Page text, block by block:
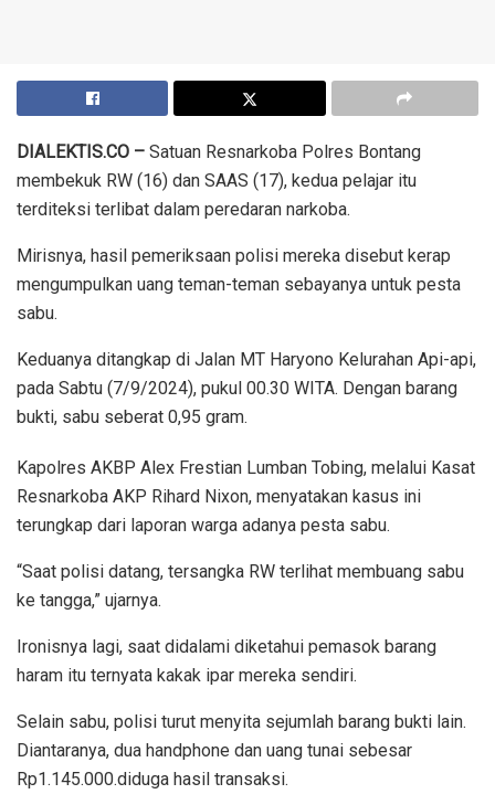
DIALEKTIS.CO – Satuan Resnarkoba Polres Bontang
membekuk RW (16) dan SAAS (17), kedua pelajar itu
terditeksi terlibat dalam peredaran narkoba.
Mirisnya, hasil pemeriksaan polisi mereka disebut kerap
mengumpulkan uang teman-teman sebayanya untuk pesta
sabu.
Keduanya ditangkap di Jalan MT Haryono Kelurahan Api-api,
pada Sabtu (7/9/2024), pukul 00.30 WITA. Dengan barang
bukti, sabu seberat 0,95 gram.
Kapolres AKBP Alex Frestian Lumban Tobing, melalui Kasat
Resnarkoba AKP Rihard Nixon, menyatakan kasus ini
terungkap dari laporan warga adanya pesta sabu.
“Saat polisi datang, tersangka RW terlihat membuang sabu
ke tangga,” ujarnya.
Ironisnya lagi, saat didalami diketahui pemasok barang
haram itu ternyata kakak ipar mereka sendiri.
Selain sabu, polisi turut menyita sejumlah barang bukti lain.
Diantaranya, dua handphone dan uang tunai sebesar
Rp1.145.000.diduga hasil transaksi.